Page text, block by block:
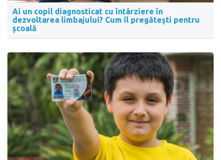
Ai un copil diagnosticat cu întârziere în
dezvoltarea limbajului? Cum îl pregătești pentru
școală